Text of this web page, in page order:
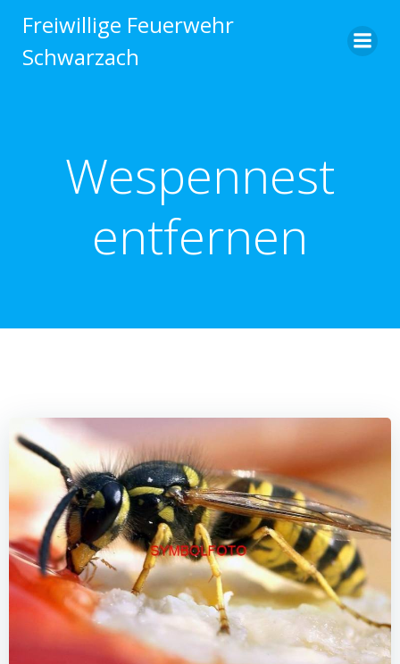
Inhalt
Freiwillige Feuerwehr
Schwarzach
Wespennest
entfernen